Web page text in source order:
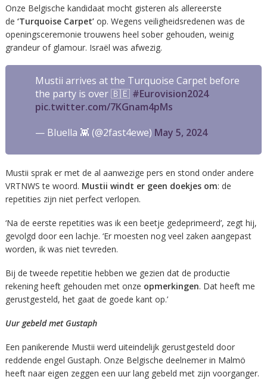
Onze Belgische kandidaat mocht gisteren als allereerste
de ‘Turquoise Carpet’op. Wegens veiligheidsredenen was de
openingsceremonie trouwens heel sober gehouden, weinig
grandeur of glamour. Israël was afwezig.
Mustii arrives at the Turquoise Carpet before
the party is over 🇧🇪 #Eurovision2024
pic.twitter.com/7KGnam4pMs
— Bluella 👾 (@2fast4ewe) May 5, 2024
Mustii sprak er met de al aanwezige pers en stond onder andere
VRTNWS te woord. Mustii windt er geen doekjes om: de
repetities zijn niet perfect verlopen.
‘Na de eerste repetities was ik een beetje gedeprimeerd’, zegt hij,
gevolgd door een lachje. ‘Er moesten nog veel zaken aangepast
worden, ik was niet tevreden.
Bij de tweede repetitie hebben we gezien dat de productie
rekening heeft gehouden met onze opmerkingen. Dat heeft me
gerustgesteld, het gaat de goede kant op.’
Uur gebeld met Gustaph
Een panikerende Mustii werd uiteindelijk gerustgesteld door
reddende engel Gustaph. Onze Belgische deelnemer in Malmö
heeft naar eigen zeggen een uur lang gebeld met zijn voorganger.